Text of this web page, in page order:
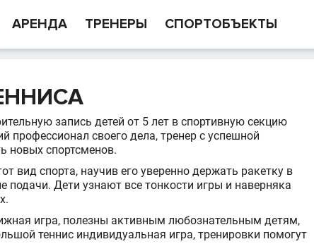
АРЕНДА ТРЕНЕРЫ СПОРТОБЪЕКТЫ
запись детей от 5 лет в спортивную секцию
профессионал своего дела, тренер с успешной
новых спортсменов.
вид спорта, научив его уверенно держать ракетку в
подачи. Дети узнают все тонкости игры и наверняка
игра, полезны активным любознательным детям,
теннис индивидуальная игра, тренировки помогут